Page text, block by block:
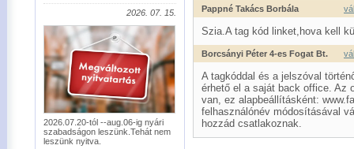
2026. 07. 15.
2026.07.20-tól --aug.06-ig nyári
szabadságon leszünk.Tehát nem
leszünk nyitva.
Pappné Takács Borbála
Szia.A tag kód linket,hova kell
Borcsányi Péter 4-es Fogat Bt.
A tagkóddal és a jelszóval
érhető el a saját back office. Az
van, ez alapbeállításként:
felhasználónév módosításával
hozzád csatlakoznak.